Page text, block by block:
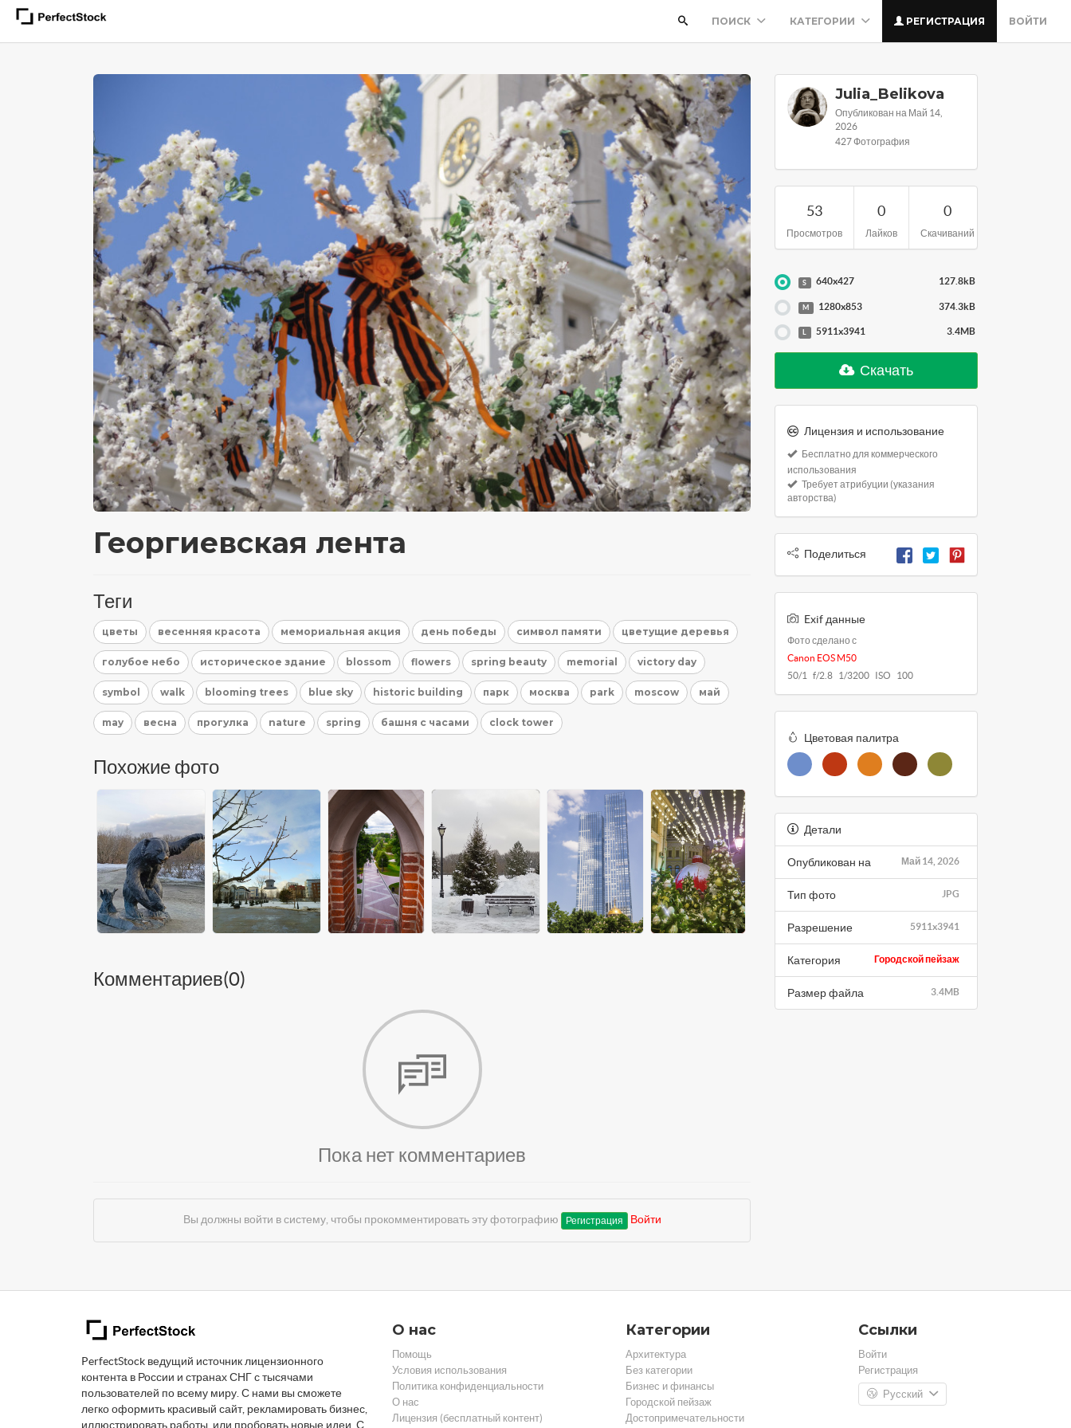
ПОИСК КАТЕГОРИИ РЕГИСТРАЦИЯ ВОЙТИ
Георгиевская лента
Теги
цветы весенняя красота мемориальная акция день победы символ памяти цветущие деревья
голубое небо историческое здание blossom flowers spring beauty memorial victory day
symbol walk blooming trees blue sky historic building парк москва park moscow май
may весна прогулка nature spring башня с часами clock tower
Похожие фото
Комментариев(0)
Пока нет комментариев
Вы должны войти в систему, чтобы прокомментировать эту фотографию Регистрация Войти
Julia_Belikova
Опубликован на Май 14,
2026
427 Фотография
53
Просмотров
0
Лайков
0
Скачиваний
S 640x427 127.8kB
M 1280x853 374.3kB
L 5911x3941 3.4MB
Скачать
Лицензия и использование
Бесплатно для коммерческого
использования
Требует атрибуции (указания
авторства)
Поделиться
Exif данные
Фото сделано с
Canon EOS M50
50/1 f/2.8 1/3200 ISO 100
Цветовая палитра
Детали
Май 14, 2026
Опубликован на
JPG
Тип фото
5911x3941
Разрешение
Городской пейзаж
Категория
3.4MB
Размер файла
PerfectStock ведущий источник лицензионного
контента в России и странах СНГ с тысячами
пользователей по всему миру. С нами вы сможете
легко оформить красивый сайт, рекламировать бизнес,
иллюстрировать работы, или пробовать новые идеи. С
О нас
Помощь
Условия использования
Политика конфиденциальности
О нас
Лицензия (бесплатный контент)
Категории
Архитектура
Без категории
Бизнес и финансы
Городской пейзаж
Достопримечательности
Ссылки
Войти
Регистрация
Русский